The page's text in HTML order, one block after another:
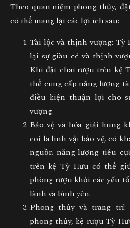
Theo quan niệm phong thủy,
có thể mang lại các lợi ích sau:
Tài lộc và thịnh vượng: Tỳ
lại sự giàu có và thịnh
Khi đặt chai rượu trên kệ
thể cung cấp năng lượng
điều kiện thuận lợi cho
vượng.
Bảo vệ và hóa giải hung
coi là linh vật bảo vệ, có
nguồn năng lượng tiêu
trên kệ Tỳ Hưu có thể
phòng rượu khỏi các yếu
lành và bình yên.
Phong thủy và trang
phong thủy, kệ rượu Tỳ